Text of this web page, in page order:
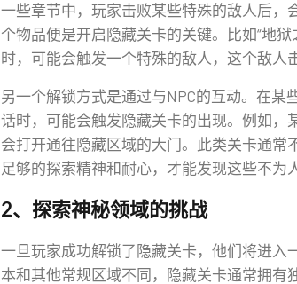
一些章节中，玩家击败某些特殊的敌人后，
个物品便是开启隐藏关卡的关键。比如“地
时，可能会触发一个特殊的敌人，这个敌人
另一个解锁方式是通过与NPC的互动。在某
话时，可能会触发隐藏关卡的出现。例如
会打开通往隐藏区域的大门。此类关卡通
足够的探索精神和耐心，才能发现这些不为
2、探索神秘领域的挑战
一旦玩家成功解锁了隐藏关卡，他们将进入
本和其他常规区域不同，隐藏关卡通常拥